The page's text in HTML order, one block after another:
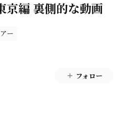
京編 裏側的な動画
ー
フォロー